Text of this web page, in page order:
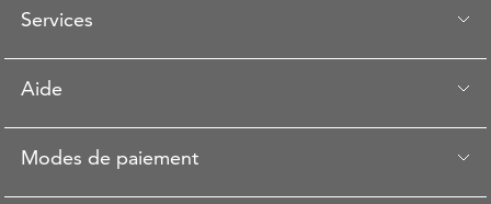
Services
Aide
Modes de paiement